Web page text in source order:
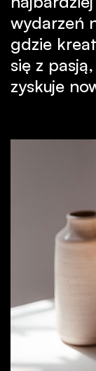
wydarzeń
gdzie
się z
zyskuje